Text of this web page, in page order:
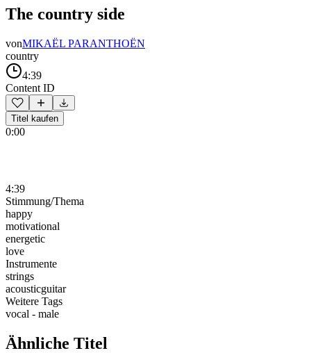
The country side
vonMIKAËL PARANTHOËN
country
4:39
Content ID
Titel kaufen
0:00
4:39
Stimmung/Thema
happy
motivational
energetic
love
Instrumente
strings
acousticguitar
Weitere Tags
vocal - male
Ähnliche Titel